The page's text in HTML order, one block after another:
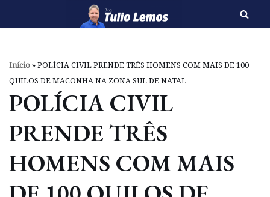
o
conteúdo
Início»POLÍCIA CIVIL PRENDE TRÊS HOMENS COM MAIS DE 100
QUILOS DE MACONHA NA ZONA SUL DE NATAL
POLÍCIA CIVIL
PRENDE TRÊS
HOMENS COM MAIS